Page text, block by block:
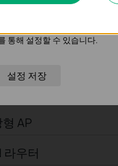
> Omada > 컨트롤
> Omada > 컨트롤
AP
라우터
통해 설정할 수 있습니다.
설정 저장